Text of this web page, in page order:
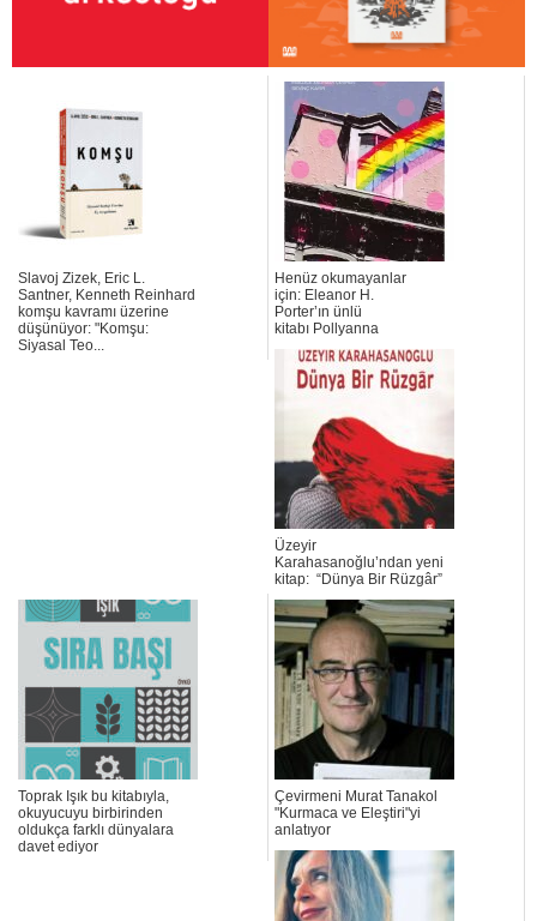
Slavoj Zizek, Eric L.
Santner, Kenneth Reinhard
komşu kavramı üzerine
düşünüyor: "Komşu:
Siyasal Teo...
Henüz okumayanlar
için: Eleanor H.
Porter’ın ünlü
kitabı Pollyanna
Üzeyir
Karahasanoğlu’ndan yeni
kitap: “Dünya Bir Rüzgâr”
Toprak Işık bu kitabıyla,
okuyucuyu birbirinden
oldukça farklı dünyalara
davet ediyor
Çevirmeni Murat Tanakol
"Kurmaca ve Eleştiri"yi
anlatıyor